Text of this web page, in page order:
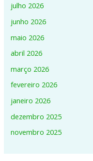
julho 2026
junho 2026
maio 2026
abril 2026
março 2026
fevereiro 2026
janeiro 2026
dezembro 2025
novembro 2025